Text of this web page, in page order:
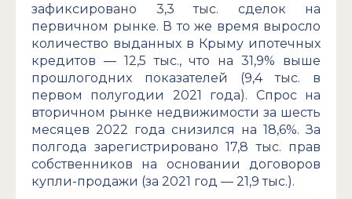
зафиксировано 3,3 тыс. сделок на
первичном рынке. В то же время выросло
количество выданных в Крыму ипотечных
кредитов — 12,5 тыс., что на 31,9% выше
прошлогодних показателей (9,4 тыс. в
первом полугодии 2021 года). Спрос на
вторичном рынке недвижимости за шесть
месяцев 2022 года снизился на 18,6%. За
полгода зарегистрировано 17,8 тыс. прав
собственников на основании договоров
купли-продажи (за 2021 год — 21,9 тыс.).